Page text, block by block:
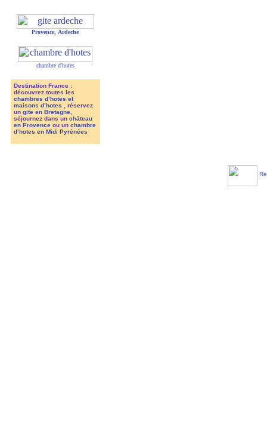
Provence Ardeche
chambre d'hotes
Destination France :
découvrez toutes les
chambres d’hotes et
maisons d’hotes
, réservez
un gite en Bretagne,
séjournez dans un château
en Provenceou un chambre
d’hotes en Midi Pyrénées